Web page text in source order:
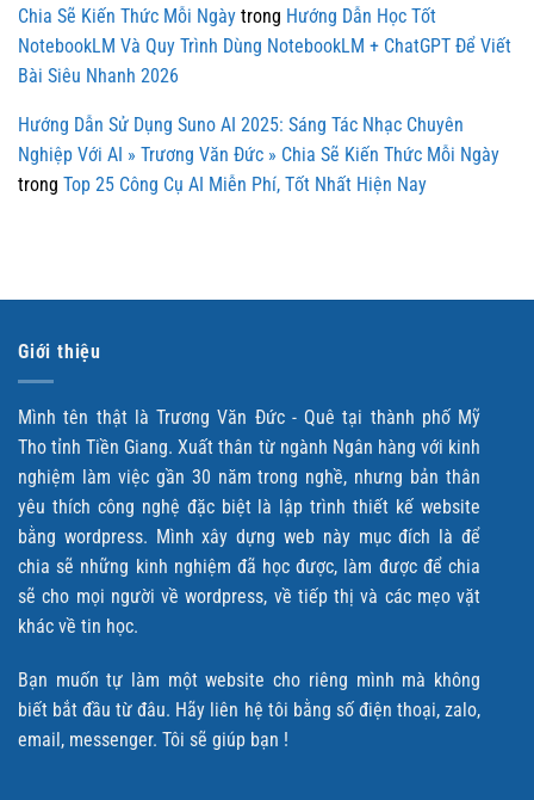
Chia Sẽ Kiến Thức Mỗi Ngày trong Hướng Dẫn Học Tốt
NotebookLM Và Quy Trình Dùng NotebookLM + ChatGPT Để Viết
Bài Siêu Nhanh 2026
Hướng Dẫn Sử Dụng Suno AI 2025: Sáng Tác Nhạc Chuyên
Nghiệp Với AI » Trương Văn Đức » Chia Sẽ Kiến Thức Mỗi Ngày
trong Top 25 Công Cụ AI Miễn Phí, Tốt Nhất Hiện Nay
Giới thiệu
Mình tên thật là Trương Văn Đức - Quê tại thành phố Mỹ
Tho tỉnh Tiền Giang. Xuất thân từ ngành Ngân hàng với kinh
nghiệm làm việc gần 30 năm trong nghề, nhưng bản thân
yêu thích công nghệ đặc biệt là lập trình thiết kế website
bằng wordpress. Mình xây dựng web này mục đích là để
chia sẽ những kinh nghiệm đã học được, làm được để chia
sẽ cho mọi người về wordpress, về tiếp thị và các mẹo vặt
khác về tin học.
Bạn muốn tự làm một website cho riêng mình mà không
biết bắt đầu từ đâu. Hãy liên hệ tôi bằng số điện thoại, zalo,
email, messenger. Tôi sẽ giúp bạn !